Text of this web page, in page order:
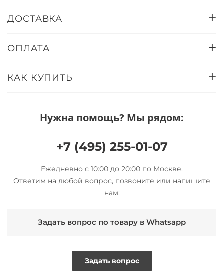
ДОСТАВКА
ОПЛАТА
КАК КУПИТЬ
Нужна помощь? Мы рядом:
+7 (495) 255-01-07
Ежедневно с 10:00 до 20:00 по Москве.
Ответим на любой вопрос, позвоните или напишите
нам:
Задать вопрос по товару в Whatsapp
Задать вопрос